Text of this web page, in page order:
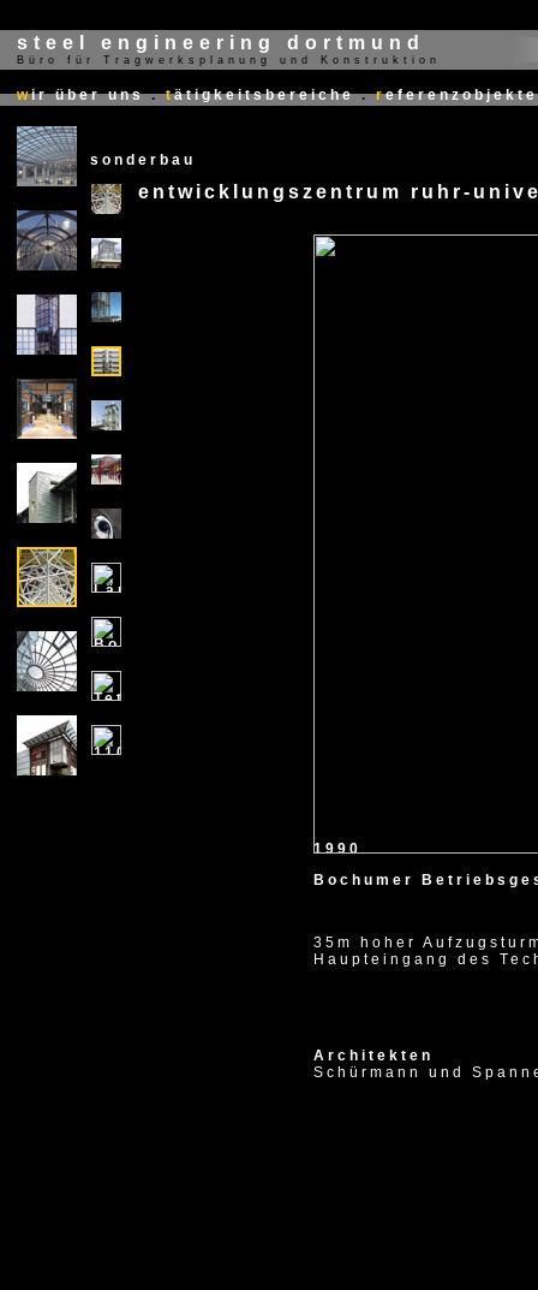
steel engineering dortmund
Büro für Tragwerksplanung und Konstruktion
wir über uns . tätigkeitsbereiche . referenzobjekte
sonderbau
X
entwicklungszentrum ruhr-
1990
Bochumer
35m hoher
Haupteingang des
Architekten
Schürmann und